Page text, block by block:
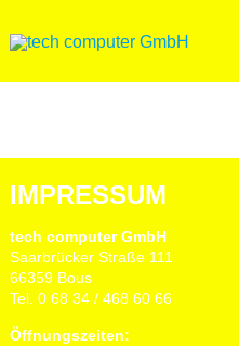
to
IMPRESSUM
tech computer GmbH
Saarbrücker Straße 111
66359 Bous
Tel. 0 68 34 / 468 60 66
Öffnungszeiten: